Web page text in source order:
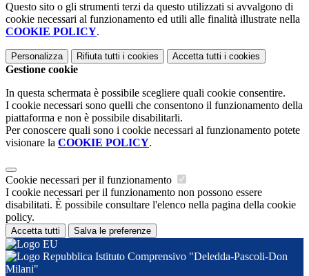
Questo sito o gli strumenti terzi da questo utilizzati si avvalgono di
cookie necessari al funzionamento ed utili alle finalità illustrate nella
COOKIE POLICY.
Personalizza Rifiuta tutti i cookies Accetta tutti i cookies
Gestione cookie
In questa schermata è possibile scegliere quali cookie consentire.
I cookie necessari sono quelli che consentono il funzionamento della
piattaforma e non è possibile disabilitarli.
Per conoscere quali sono i cookie necessari al funzionamento potete
visionare la COOKIE POLICY.
Cookie necessari per il funzionamento
I cookie necessari per il funzionamento non possono essere
disabilitati. È possibile consultare l'elenco nella pagina della cookie
policy.
Accetta tutti Salva le preferenze
Istituto Comprensivo "Deledda-Pascoli-Don
Milani"